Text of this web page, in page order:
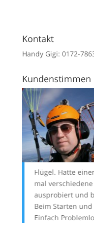
Kontakt
Handy Gigi: 0172-
Kundenstimmen
Flügel. Hatte
mal
ausprobiert und
Beim Starten
Einfach